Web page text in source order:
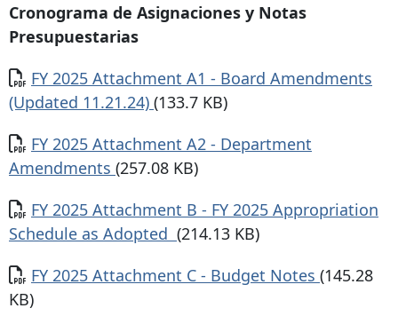
Cronograma de Asignaciones y Notas
Presupuestarias
Documento
FY 2025 Attachment A1 - Board Amendments
(Updated 11.21.24) (133.7 KB)
Documento
FY 2025 Attachment A2 - Department
Amendments (257.08 KB)
Documento
FY 2025 Attachment B - FY 2025 Appropriation
Schedule as Adopted (214.13 KB)
Documento
FY 2025 Attachment C - Budget Notes (145.28
KB)